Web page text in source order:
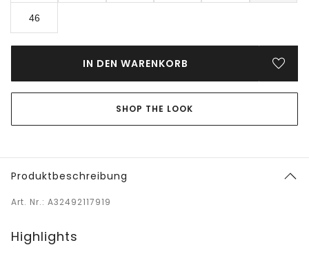
46
IN DEN WARENKORB
SHOP THE LOOK
Produktbeschreibung
Art. Nr.: A32492117919
Highlights